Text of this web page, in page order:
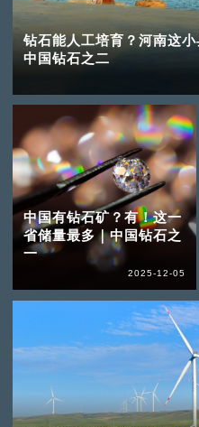
钻石能人工培育？河南这
中国钻石之二
中国有钻石矿？有！这一
省储量最多｜中国钻石之
一
2025-12-05